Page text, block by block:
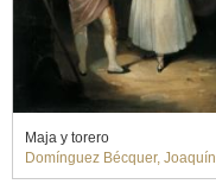
Maja y torero
Domínguez Bécquer, Joaquín